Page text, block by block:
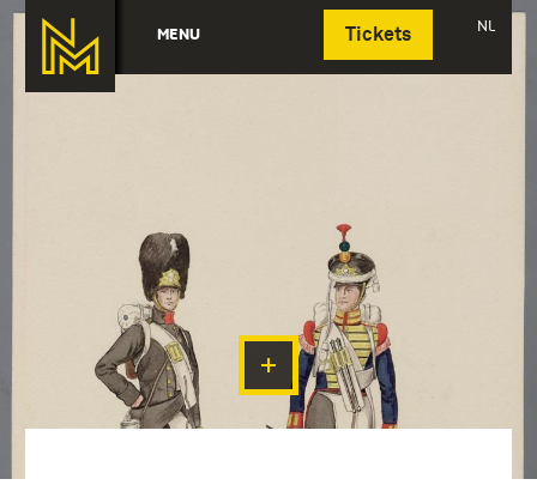
MENU Tickets NL
Deutsch